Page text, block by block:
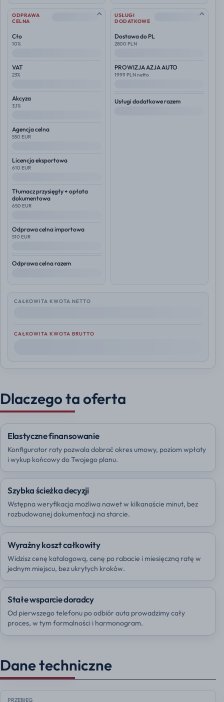
ODPRAWA
CELNA
--
Cło
10%
VAT
23%
Akcyza
3,1%
Agencja celna
550 EUR
Licencja eksportowa
610 EUR
Tłumacz przysięgły + opłata
dokumentowa
650 EUR
Odprawa celna importowa
510 EUR
Odprawa celna razem
USŁUGI
DODATKOWE
--
Dostawa do PL
2800 PLN
PROWIZJA AZJA AUTO
1999 PLN netto
Usługi dodatkowe razem
CAŁKOWITA KWOTA NETTO
CAŁKOWITA KWOTA BRUTTO
Dlaczego ta oferta
Elastyczne finansowanie
Konfigurator raty pozwala dobrać okres umowy, poziom wpłaty
i wykup końcowy do Twojego planu.
Szybka ścieżka decyzji
Wstępna weryfikacja możliwa nawet w kilkanaście minut, bez
rozbudowanej dokumentacji na starcie.
Wyraźny koszt całkowity
Widzisz cenę katalogową, cenę po rabacie i miesięczną ratę w
jednym miejscu, bez ukrytych kroków.
Stałe wsparcie doradcy
Od pierwszego telefonu po odbiór auta prowadzimy cały
proces, w tym formalności i harmonogram.
Dane techniczne
PRZEBIEG